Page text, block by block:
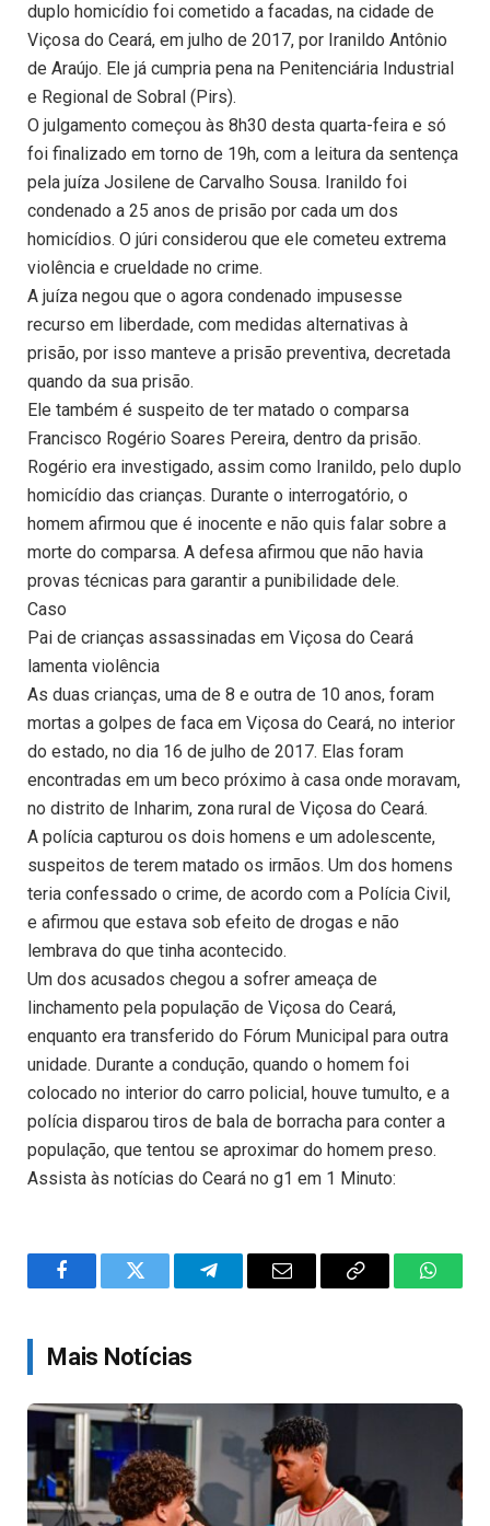
duplo homicídio foi cometido a facadas, na cidade de
Viçosa do Ceará, em julho de 2017, por Iranildo Antônio
de Araújo. Ele já cumpria pena na Penitenciária Industrial
e Regional de Sobral (Pirs).
O julgamento começou às 8h30 desta quarta-feira e só
foi finalizado em torno de 19h, com a leitura da sentença
pela juíza Josilene de Carvalho Sousa. Iranildo foi
condenado a 25 anos de prisão por cada um dos
homicídios. O júri considerou que ele cometeu extrema
violência e crueldade no crime.
A juíza negou que o agora condenado impusesse
recurso em liberdade, com medidas alternativas à
prisão, por isso manteve a prisão preventiva, decretada
quando da sua prisão.
Ele também é suspeito de ter matado o comparsa
Francisco Rogério Soares Pereira, dentro da prisão.
Rogério era investigado, assim como Iranildo, pelo duplo
homicídio das crianças. Durante o interrogatório, o
homem afirmou que é inocente e não quis falar sobre a
morte do comparsa. A defesa afirmou que não havia
provas técnicas para garantir a punibilidade dele.
Caso
Pai de crianças assassinadas em Viçosa do Ceará
lamenta violência
As duas crianças, uma de 8 e outra de 10 anos, foram
mortas a golpes de faca em Viçosa do Ceará, no interior
do estado, no dia 16 de julho de 2017. Elas foram
encontradas em um beco próximo à casa onde moravam,
no distrito de Inharim, zona rural de Viçosa do Ceará.
A polícia capturou os dois homens e um adolescente,
suspeitos de terem matado os irmãos. Um dos homens
teria confessado o crime, de acordo com a Polícia Civil,
e afirmou que estava sob efeito de drogas e não
lembrava do que tinha acontecido.
Um dos acusados chegou a sofrer ameaça de
linchamento pela população de Viçosa do Ceará,
enquanto era transferido do Fórum Municipal para outra
unidade. Durante a condução, quando o homem foi
colocado no interior do carro policial, houve tumulto, e a
polícia disparou tiros de bala de borracha para conter a
população, que tentou se aproximar do homem preso.
Assista às notícias do Ceará no g1 em 1 Minuto:
FacebookTwitter TelegramEmail
Copy
Mais Notícias